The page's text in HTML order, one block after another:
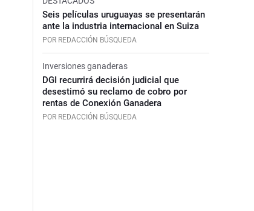
Seis películas uruguayas se presentarán
ante la industria internacional en Suiza
POR REDACCIÓN BÚSQUEDA
Inversiones ganaderas
DGI recurrirá decisión judicial que
desestimó su reclamo de cobro por
rentas de Conexión Ganadera
POR REDACCIÓN BÚSQUEDA